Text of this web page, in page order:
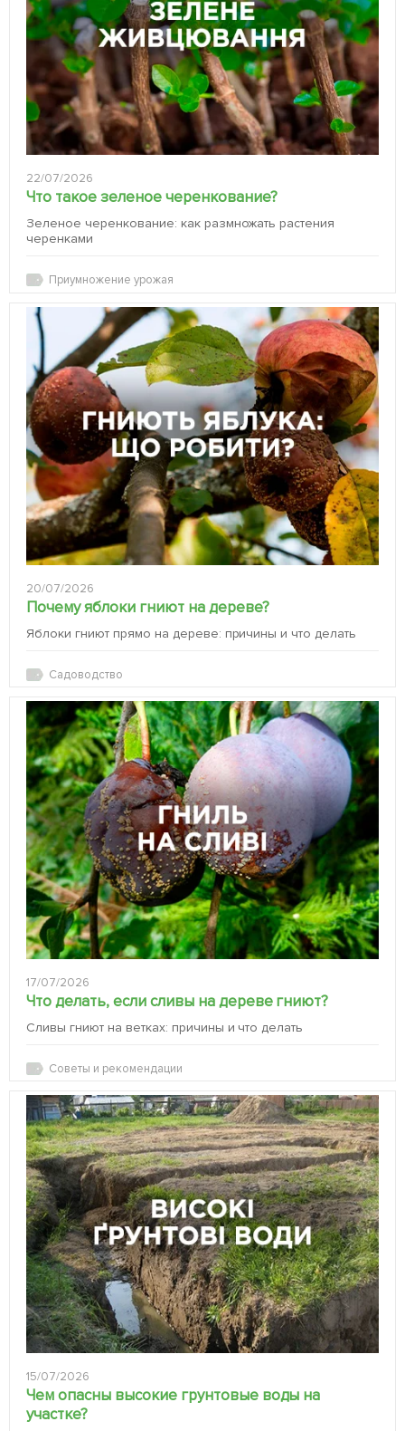
22/07/2026
Что такое зеленое черенкование?
Зеленое черенкование: как размножать растения
черенками
Приумножение урожая
20/07/2026
Почему яблоки гниют на дереве?
Яблоки гниют прямо на дереве: причины и что делать
Садоводство
17/07/2026
Что делать, если сливы на дереве гниют?
Сливы гниют на ветках: причины и что делать
Советы и рекомендации
15/07/2026
Чем опасны высокие грунтовые воды на
участке?